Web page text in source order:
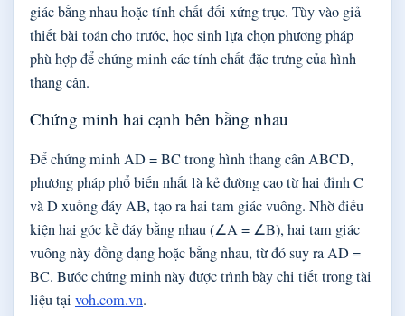
giác bằng nhau hoặc tính chất đối xứng trục. Tùy vào giả
thiết bài toán cho trước, học sinh lựa chọn phương pháp
phù hợp để chứng minh các tính chất đặc trưng của hình
thang cân.
Chứng minh hai cạnh bên bằng nhau
Để chứng minh AD = BC trong hình thang cân ABCD,
phương pháp phổ biến nhất là kẻ đường cao từ hai đỉnh C
và D xuống đáy AB, tạo ra hai tam giác vuông. Nhờ điều
kiện hai góc kề đáy bằng nhau (∠A = ∠B), hai tam giác
vuông này đồng dạng hoặc bằng nhau, từ đó suy ra AD =
BC. Bước chứng minh này được trình bày chi tiết trong tài
liệu tại voh.com.vn.